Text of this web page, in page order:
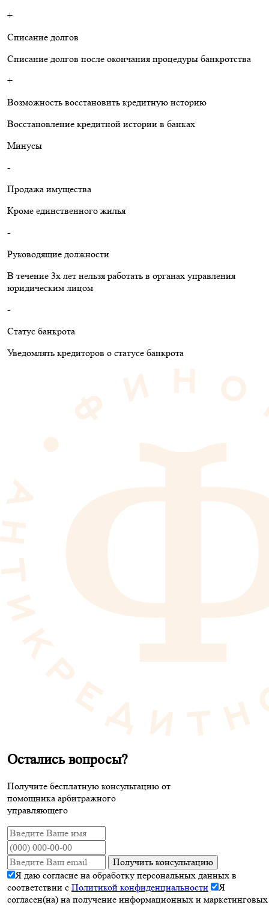
+
Списание долгов
Списание долгов после окончания процедуры банкротства
+
Возможность восстановить кредитную историю
Восстановление кредитной истории в банках
Минусы
-
Продажа имущества
Кроме единственного жилья
-
Руководящие должности
В течение 3х лет нельзя работать в органах управления
юридическим лицом
-
Статус банкрота
Уведомлять кредиторов о статусе банкрота
Остались вопросы?
Получите бесплатную консультацию от
помощника арбитражного
управляющего
Получить консультацию
Я даю согласие на обработку персональных данных в
соответствии с Политикой конфиденциальности
Я
согласен(на) на получение информационных и маркетинговых